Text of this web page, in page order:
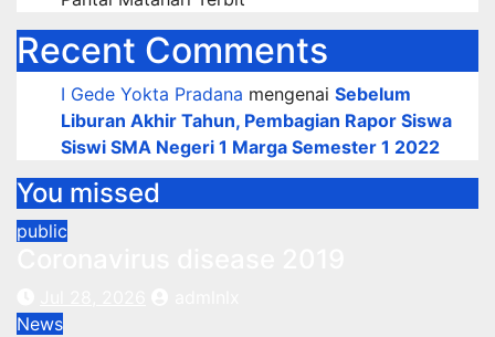
Recent Comments
I Gede Yokta Pradana mengenai Sebelum
Liburan Akhir Tahun, Pembagian Rapor Siswa
Siswi SMA Negeri 1 Marga Semester 1 2022
You missed
public
News